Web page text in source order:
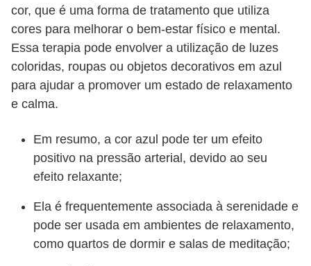
cor, que é uma forma de tratamento que utiliza
cores para melhorar o bem-estar físico e mental.
Essa terapia pode envolver a utilização de luzes
coloridas, roupas ou objetos decorativos em azul
para ajudar a promover um estado de relaxamento
e calma.
Em resumo, a cor azul pode ter um efeito
positivo na pressão arterial, devido ao seu
efeito relaxante;
Ela é frequentemente associada à serenidade e
pode ser usada em ambientes de relaxamento,
como quartos de dormir e salas de meditação;